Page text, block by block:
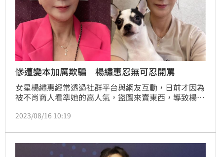
慘遭變本加厲欺騙 楊繡惠忍無可忍開罵
女星楊繡惠經常透過社群平台與網友互動，日前才因為
被不肖商人看準她的高人氣，盜圖來賣東西，導致楊繡
後，詐騙集團不僅沒有收手，甚至還變本加厲欺騙，楊
被欺騙了」。
2023/08/16 10:19